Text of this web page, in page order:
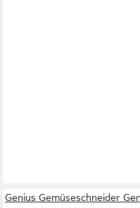
Genius Gemüseschneider